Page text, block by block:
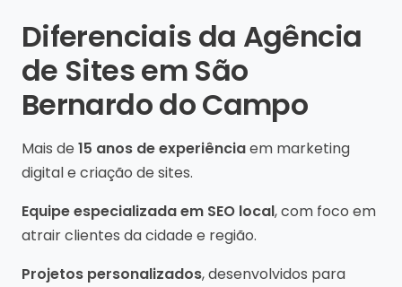
Diferenciais da Agência
de Sites em São
Bernardo do Campo
Mais de 15 anos de experiênciaem marketing
digital e criação de sites.
Equipe especializada em SEO local, com foco em
atrair clientes da cidade e região.
Projetos personalizados, desenvolvidos para